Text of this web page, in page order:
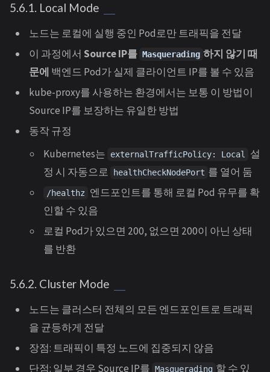
5.6.1. Local Mode
노드는 로컬에 실행 중인 Pod로만 트래픽을 전달
이 과정에서 Source IP를 Masquerading 하지 않기 때
문에 백엔드 Pod가 실제 클라이언트 IP를 볼 수 있음
kube-proxy를 사용하는 환경에서는 보통 이 방법이
Source IP를 보장하는 유일한 방법
동작 규정
Kubernetes는
externalTrafficPolicy: Local
설
정 시 자동으로
healthCheckNodePort 를 열어 둠
/healthz
엔드포인트를 통해 로컬 Pod 유무를 확
인할 수 있음
로컬 Pod가 있으면 200, 없으면 200이 아닌 상태
를 반환
5.6.2. Cluster Mode
노드는 클러스터 전체의 모든 엔드포인트로 트래픽
을 균등하게 전달
장점: 트래픽이 특정 노드에 집중되지 않음
단점: 일부 경우 Source IP를 Masquerading 할 수 있